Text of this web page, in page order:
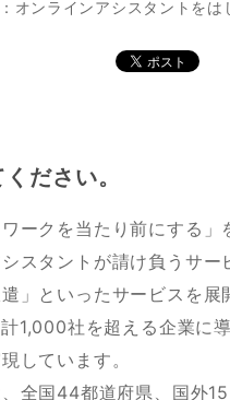
オンラインアシスタントを
ださい。
ークを当たり前にする
スタントが請け負うサ
」といったサービスを展
1,000社を超える企業に
しています。
全国44都道府県、国外